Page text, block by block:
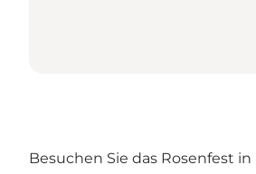
Besuchen Sie das Rosenfest